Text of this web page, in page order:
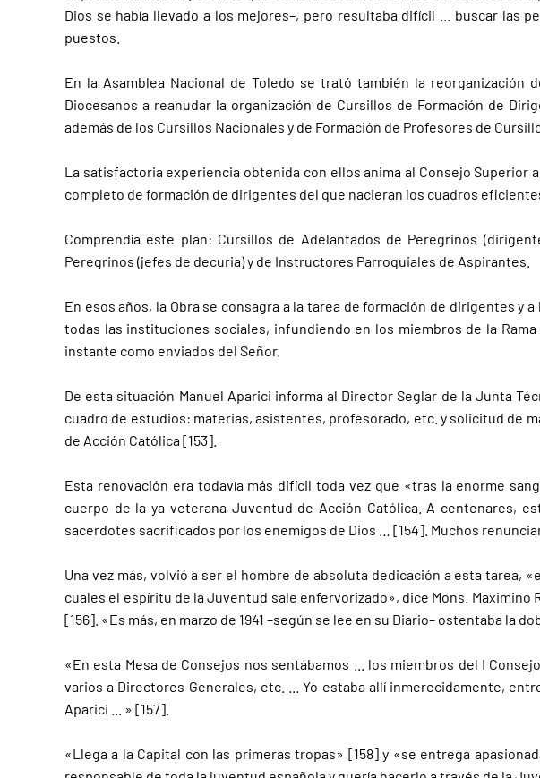
Dios se había llevado a los mejores–, pero resultaba difícil ... buscar las
puestos.
En la Asamblea Nacional de Toledo se trató también la reorganización
Diocesanos a reanudar la organización de Cursillos de Formación de
además de los Cursillos Nacionales y de Formación de Profesores de
La satisfactoria experiencia obtenida con ellos anima al Consejo
completo de formación de dirigentes del que nacieran los cuadros
Comprendía este plan: Cursillos de Adelantados de Peregrinos
Peregrinos (jefes de decuria) y de Instructores Parroquiales de Aspirantes.
En esos años, la Obra se consagra a la tarea de formación de dirigentes
todas las instituciones sociales, infundiendo en los miembros de la
instante como enviados del Señor.
De esta situación Manuel Aparici informa al Director Seglar de la Junta
cuadro de estudios: materias, asistentes, profesorado, etc. y solicitud de
de Acción Católica [153].
Esta renovación era todavía más difícil toda vez que «tras la enorme
cuerpo de la ya veterana Juventud de Acción Católica. A centenares,
sacerdotes sacrificados por los enemigos de Dios … [154]. Muchos
Una vez más, volvió a ser el hombre de absoluta dedicación a esta tarea,
cuales el espíritu de la Juventud sale enfervorizado», dice Mons. Maximino
[156]. «Es más, en marzo de 1941 –según se lee en su Diario– ostentaba la
«En esta Mesa de Consejos nos sentábamos ... los miembros del I
varios a Directores Generales, etc. ... Yo estaba allí inmerecidamente,
Aparici ... » [157].
«Llega a la Capital con las primeras tropas» [158] y «se entrega